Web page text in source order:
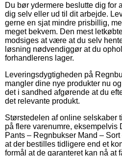
Du bør ydermere beslutte dig for
dig selv eller ud til dit arbejde.
gerne en sjat mindre prisbillig,
meget bekvem. Den mest
modsiges at være at du selv
løsning nødvendiggør at du
forhandlerens lager.
Leveringsdygtigheden på
mangler dine nye produkter nu
det i sandhed afgørende at du
det relevante produkt.
Størstedelen af online selskaber
på flere varenumre, eksempelvis
Pants – Regnbukser Mand –
at der bestilles tidligere end et
formål at de garanteret kan nå at